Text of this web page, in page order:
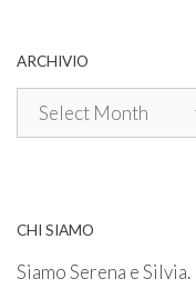
ARCHIVIO
Archivio
CHI SIAMO
Siamo Serena e